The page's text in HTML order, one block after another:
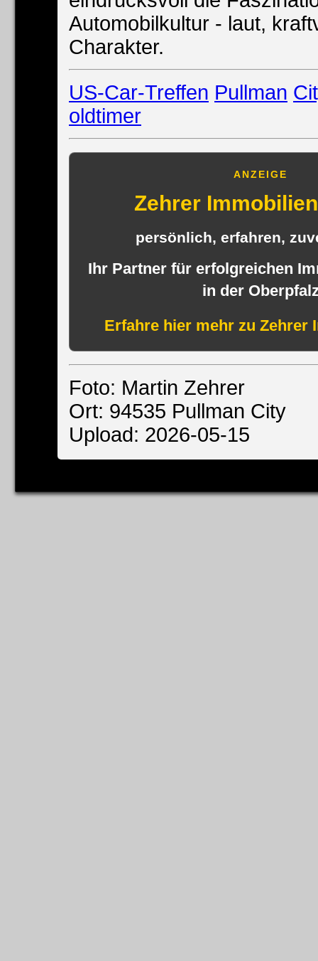
Automobilkultur - laut,
Charakter.
US-Car-Treffen Pullman
oldtimer
ANZEIGE
Zehrer
persönlich, erfahren,
Ihr Partner für erfolgreichen
in der
Erfahre hier mehr zu Zehrer
Foto: Martin Zehrer
Ort: 94535 Pullman City
Upload: 2026-05-15